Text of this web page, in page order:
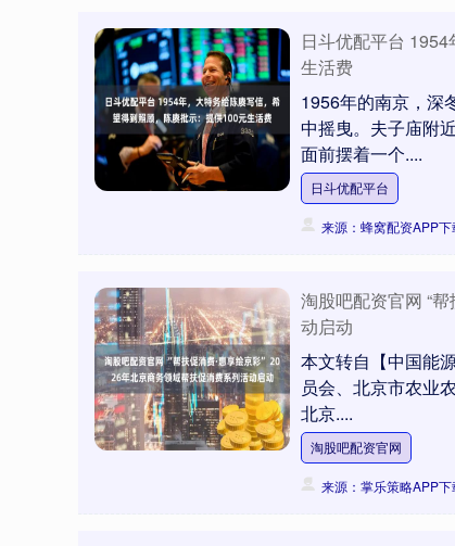
日斗优配平台
生活费
1956年的南京，深
中摇曳。夫子庙附
面前摆着一个....
日斗优配平台
来源：蜂窝配资APP下
淘股吧配资官网 “
动启动
本文转自【中国能
员会、北京市农业
北京....
淘股吧配资官网
来源：掌乐策略APP下